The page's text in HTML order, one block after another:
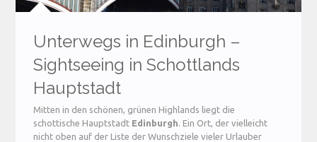
Unterwegs in Edinburgh –
Sightseeing in Schottlands
Hauptstadt
Mitten in den schönen, grünen Highlands liegt die
schottische Hauptstadt Edinburgh. Ein Ort, der vielleicht
nicht oben auf der Liste der Wunschziele vieler Urlauber